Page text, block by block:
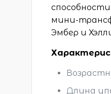
мини-
Эмбер и
Длина